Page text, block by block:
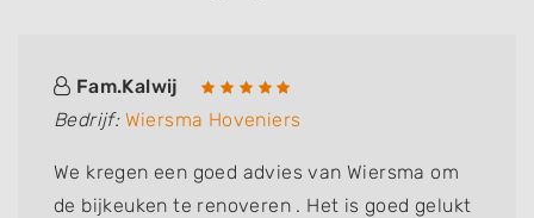
Fam.Kalwij
Bedrijf: Wiersma Hoveniers
We kregen een goed advies van Wiersma om
de bijkeuken te renoveren . Het is goed gelukt